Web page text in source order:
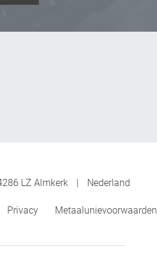
LZ Almkerk Nederland
Privacy Metaalunievoorwaarden